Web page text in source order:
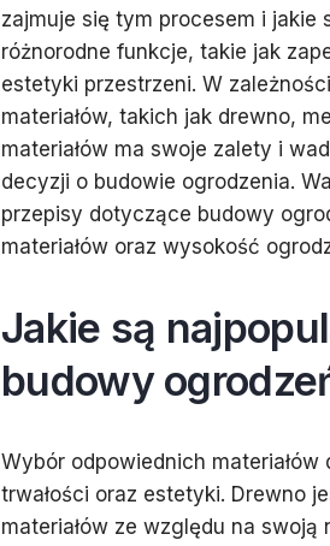
zajmuje się tym procesem i jakie
różnorodne funkcje, takie jak
estetyki przestrzeni. W
materiałów, takich jak drewno,
materiałów ma swoje zalety i
decyzji o budowie ogrodzenia.
przepisy dotyczące budowy
materiałów oraz wysokość
Jakie są
budowy
Wybór odpowiednich
trwałości oraz estetyki. Drewno
materiałów ze względu na